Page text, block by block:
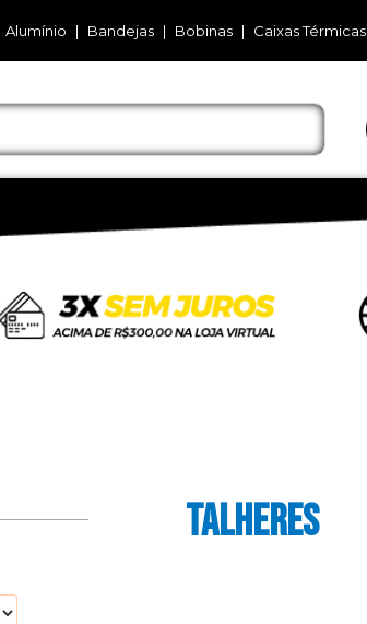
Alumínio Bandejas Bobinas Caixas Térmicas
TALHERES